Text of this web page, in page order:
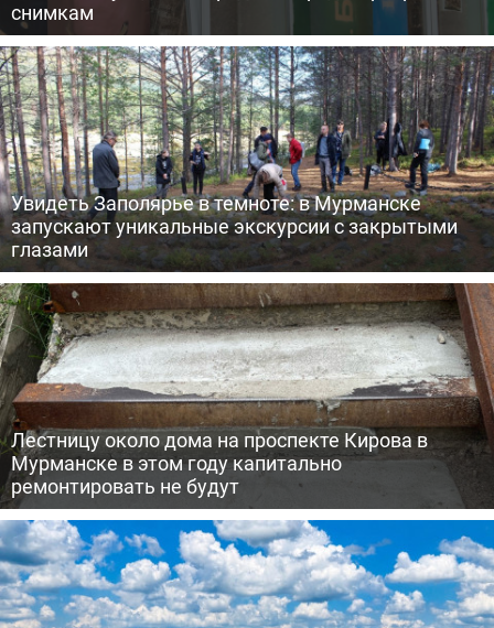
снимкам
Увидеть Заполярье в темноте: в Мурманске
запускают уникальные экскурсии с закрытыми
глазами
Лестницу около дома на проспекте Кирова в
Мурманске в этом году капитально
ремонтировать не будут